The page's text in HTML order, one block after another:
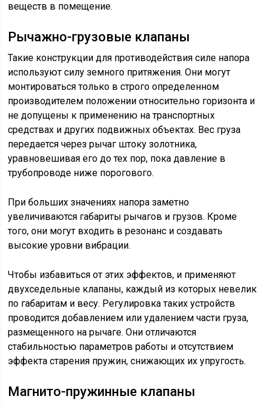
веществ в помещение.
Рычажно-грузовые клапаны
Такие конструкции для противодействия силе напора
используют силу земного притяжения. Они могут
монтироваться только в строго определенном
производителем положении относительно горизонта и
не допущены к применению на транспортных
средствах и других подвижных объектах. Вес груза
передается через рычаг штоку золотника,
уравновешивая его до тех пор, пока давление в
трубопроводе ниже порогового.
При больших значениях напора заметно
увеличиваются габариты рычагов и грузов. Кроме
того, они могут входить в резонанс и создавать
высокие уровни вибрации.
Чтобы избавиться от этих эффектов, и применяют
двухседельные клапаны, каждый из которых невелик
по габаритам и весу. Регулировка таких устройств
проводится добавлением или удалением части груза,
размещенного на рычаге. Они отличаются
стабильностью параметров работы и отсутствием
эффекта старения пружин, снижающих их упругость.
Магнито-пружинные клапаны